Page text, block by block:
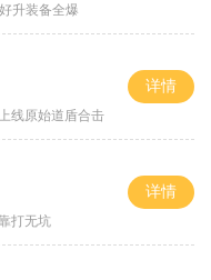
升装备全爆
线原始道盾合击
详情
打无坑
详情